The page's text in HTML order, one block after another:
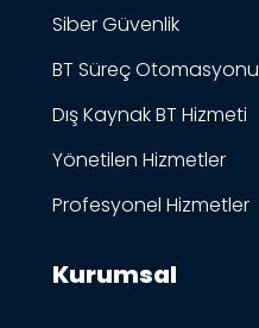
Siber Güvenlik
BT Süreç Otomasyonu
Dış Kaynak BT Hizmeti
Yönetilen Hizmetler
Profesyonel Hizmetler
Kurumsal